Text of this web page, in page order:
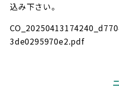
込み下さい。
3de0295970e2.pdf